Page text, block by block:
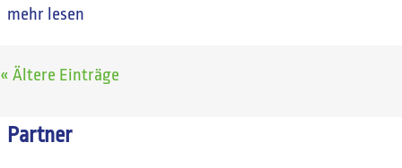
mehr lesen
« Ältere Einträge
Partner